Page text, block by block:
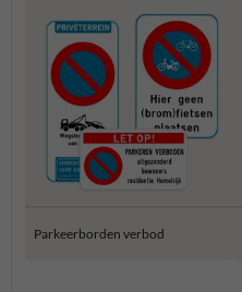
Parkeerborden verbod